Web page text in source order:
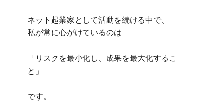
ネット起業家として活動を続ける中で、
私が常に心がけているのは
「リスクを最小化し、成果を最大化するこ
と」
です。